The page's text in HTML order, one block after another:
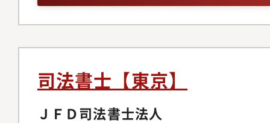
司法書士【東京】
ＪＦＤ司法書士法人